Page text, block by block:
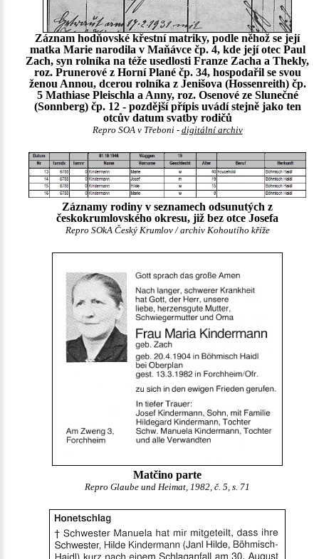
Záznam hodňovské křestní matriky, podle něhož se její
matka Marie narodila v Maňávce čp. 4, kde její otec Paul
Zach, syn rolníka na téže usedlosti Franze Zacha a Thekly,
roz. Prunerové z Horní Plané čp. 34, hospodařil se svou
ženou Annou, dcerou rolníka z Jenišova (Hossenreith) čp.
5 Mathiase Pleischla a Anny, roz. Osenové ze Slunečné
(Sonnberg) čp. 12 - pozdější přípis uvádí stejně jako ten
otcův datum svatby rodičů
Repro SOA v Třeboni - digitální archiv
Záznamy rodiny v seznamech odsunutých z
českokrumlovského okresu, již bez otce Josefa
Repro SOkA Český Krumlov / archiv Kohoutího kříže
Matčino parte
Repro Glaube und Heimat, 1982, č. 5, s. 71